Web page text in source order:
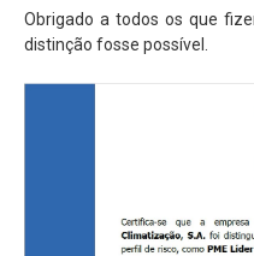
Centro de Formação
Gabinete de Engenharia
Obrigado a todos os que
distinção fosse possível.